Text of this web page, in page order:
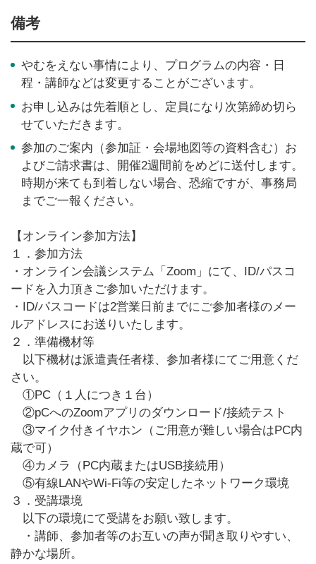
備考
やむをえない事情により、プログラムの内容・日
程・講師などは変更することがございます。
お申し込みは先着順とし、定員になり次第締め切ら
せていただきます。
参加のご案内（参加証・会場地図等の資料含む）お
よびご請求書は、開催2週間前をめどに送付します。
時期が来ても到着しない場合、恐縮ですが、事務局
までご一報ください。
【オンライン参加方法】
１．参加方法
・オンライン会議システム「Zoom」にて、ID/パスコ
ードを入力頂きご参加いただけます。
・ID/パスコードは2営業日前までにご参加者様のメー
ルアドレスにお送りいたします。
２．準備機材等
以下機材は派遣責任者様、参加者様にてご用意くだ
さい。
①PC（１人につき１台）
②pCへのZoomアプリのダウンロード/接続テスト
③マイク付きイヤホン（ご用意が難しい場合はPC内
蔵で可）
④カメラ（PC内蔵またはUSB接続用）
⑤有線LANやWi-Fi等の安定したネットワーク環境
３．受講環境
以下の環境にて受講をお願い致します。
・講師、参加者等のお互いの声が聞き取りやすい、
静かな場所。